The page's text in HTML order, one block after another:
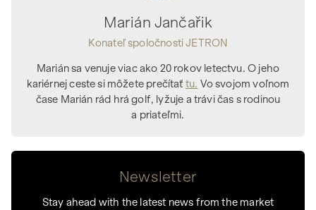
Newsletter
Stay ahead with the latest news from the market
Marián Jančařik
Konateľ spoločnosti JETRON
Marián sa venuje viac ako 20 rokov letectvu. O jeho
kariérnej ceste si môžete prečítať tu. Vo svojom voľnom
čase Marián rád hrá golf, lyžuje a trávi čas s rodinou
a priateľmi.